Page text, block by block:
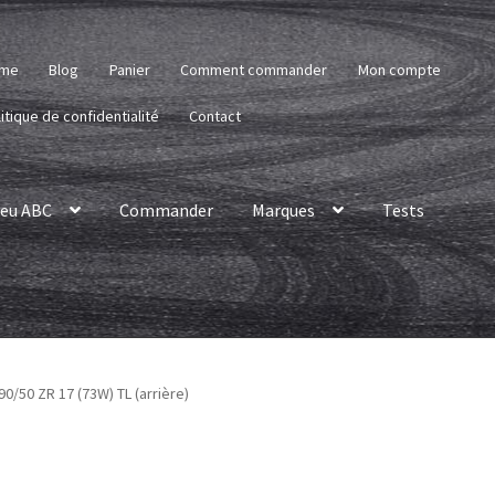
Blog Panier Comment commander Mon compte
de confidentialité Contact
ABC Commander Marques Tests
50 ZR 17 (73W) TL (arrière)